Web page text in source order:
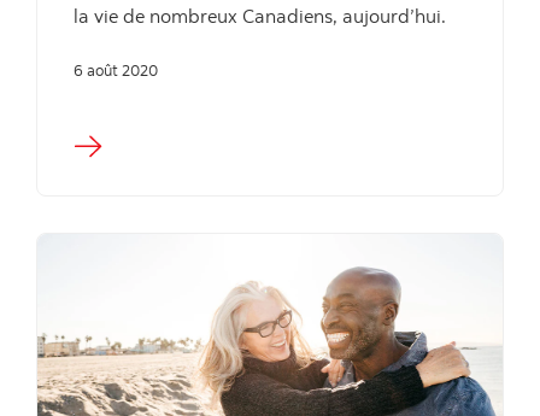
la vie de nombreux Canadiens, aujourd’hui.
6 août 2020